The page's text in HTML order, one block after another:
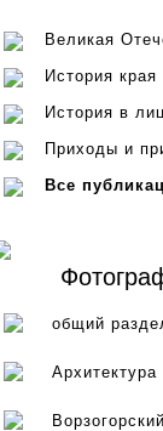
Великая
История края
История в
Приходы и
Все
общий
Архитектура